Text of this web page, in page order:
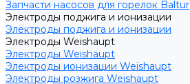
Запчасти насосов для горелок Baltur
Электроды поджига и ионизации
Электроды поджига и ионизации
Электроды Weishaupt
Электроды Weishaupt
Электроды ионизации Weishaupt
Электроды розжига Weishaupt